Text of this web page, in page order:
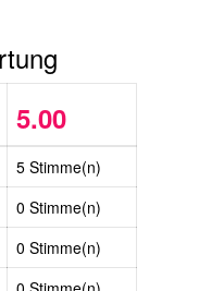
5.00
5 Stimme(n)
0 Stimme(n)
0 Stimme(n)